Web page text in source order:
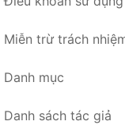
Miễn trừ trách
Danh mục
Danh sách tác giả